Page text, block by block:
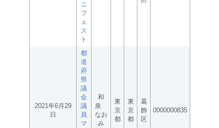
ニ
フ
ェ
ス
ト
2021年6月29
日
都
道
府
県
議
会
議
員
マ
和
泉
なお
み
東
京
都
東
京
都
葛
飾
区
0000000835